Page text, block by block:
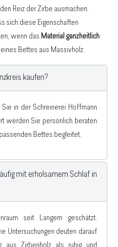
Reiz der Zirbe ausmachen.
sich diese Eigenschaften
wenn das Material ganzheitlich
Bettes aus Massivholz.
kaufen?
Sie in der Schreinerei Hoffmann
werden Sie persönlich beraten
Bettes begleitet.
mit erholsamem Schlaf in
seit Langem geschätzt.
Untersuchungen deuten darauf